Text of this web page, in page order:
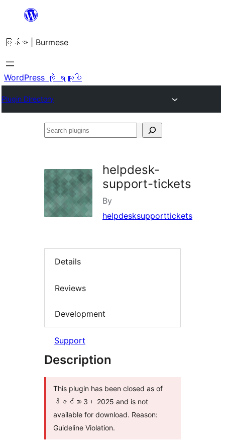
အကြောင်းအရာ
ကျော်သွား
ရန်
မြန်မာ | Burmese
WordPress ကို ရယူပါ
Plugin Directory
Search
helpdesk-
support-tickets
By
helpdesksupporttickets
Details
Reviews
Development
Support
Description
This plugin has been closed as of
ဒီဇင်ဘာ 3၊ 2025 and is not
available for download. Reason:
Guideline Violation.